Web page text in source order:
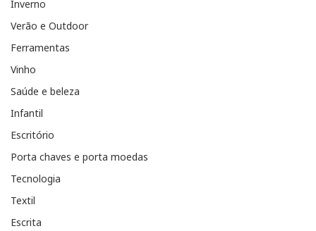
Inverno
Verão e Outdoor
Ferramentas
Vinho
Saúde e beleza
Infantil
Escritório
Porta chaves e porta moedas
Tecnologia
Textil
Escrita